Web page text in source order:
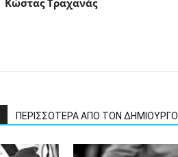
Κώστας Τραχανάς
ΠΕΡΙΣΣΟΤΕΡΑ ΑΠΟ ΤΟΝ ΔΗΜΙΟΥΡΓΟ